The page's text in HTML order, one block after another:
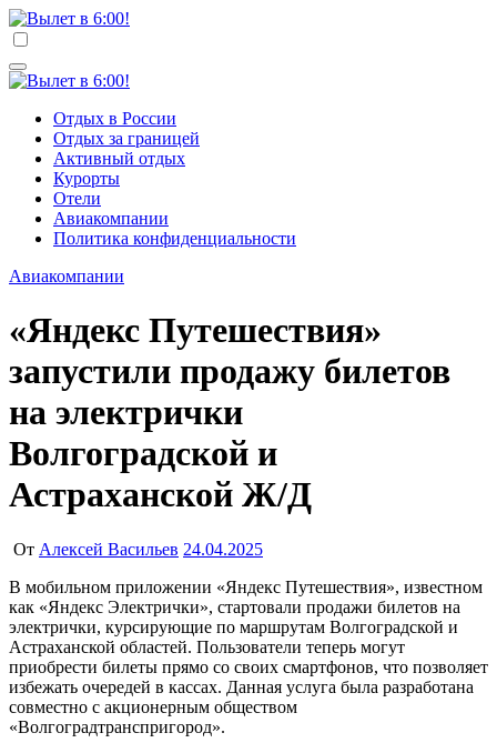
Перейти
к
Генеральный директор: Чернокоз Ольга Валерьевна
Учредитель ООО "Клуб регионов", ИНН 6685155934
Генеральный директор: Чернокоз Ольга Валерьевна
info@gosrf.ru +7 (495) 920-51-49
Отдых в России
Отдых за границей
Активный отдых
Курорты
Отели
Авиакомпании
Политика конфиденциальности
Авиакомпании
«Яндекс Путешествия»
запустили продажу билетов
на электрички
Волгоградской и
Астраханской Ж/Д
От Алексей Васильев 24.04.2025
В мобильном приложении «Яндекс Путешествия», известном
как «Яндекс Электрички», стартовали продажи билетов на
электрички, курсирующие по маршрутам Волгоградской и
Астраханской областей. Пользователи теперь могут
приобрести билеты прямо со своих смартфонов, что позволяет
избежать очередей в кассах. Данная услуга была разработана
совместно с акционерным обществом
«Волгоградтранспригород».